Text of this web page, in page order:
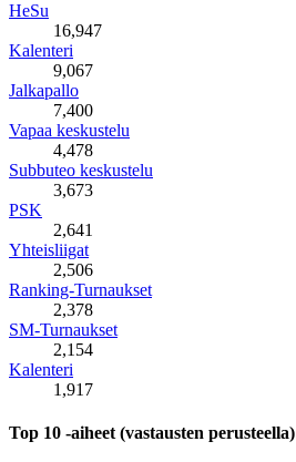
HeSu
16,947
Kalenteri
9,067
Jalkapallo
7,400
Vapaa keskustelu
4,478
Subbuteo keskustelu
3,673
PSK
2,641
Yhteisliigat
2,506
Ranking-Turnaukset
2,378
SM-Turnaukset
2,154
Kalenteri
1,917
Top 10 -aiheet (vastausten perusteella)